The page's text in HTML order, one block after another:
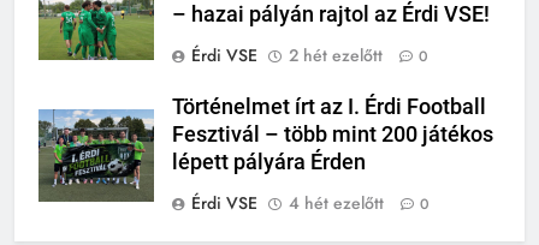
– hazai pályán rajtol az Érdi VSE!
Érdi VSE
2 hét ezelőtt 0
Történelmet írt az I. Érdi Football
Fesztivál – több mint 200 játékos
lépett pályára Érden
Érdi VSE
4 hét ezelőtt 0